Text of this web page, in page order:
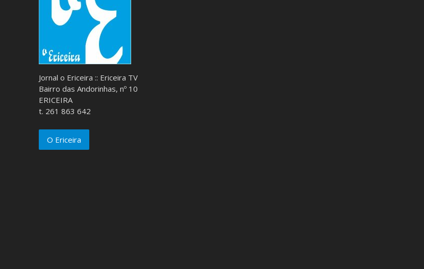
Jornal o Ericeira :: Ericeira TV
Bairro das Andorinhas, nº 10
ERICEIRA
t. 261 863 642
O Ericeira